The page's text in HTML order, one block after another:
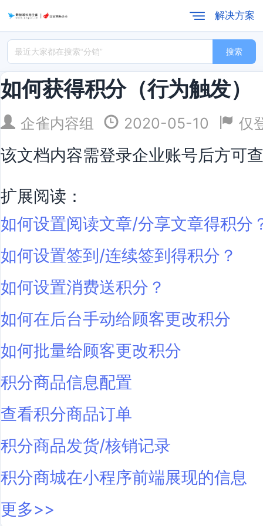
解决方案
搜索
如何获得积分（行为触发）
企雀内容组 2020-05-10 仅
该文档内容需登录企业账号后方可
扩展阅读：
如何设置阅读文章/分享文章得积分
如何设置签到/连续签到得积分？
如何设置消费送积分？
如何在后台手动给顾客更改积分
如何批量给顾客更改积分
积分商品信息配置
查看积分商品订单
积分商品发货/核销记录
积分商城在小程序前端展现的信息
更多>>